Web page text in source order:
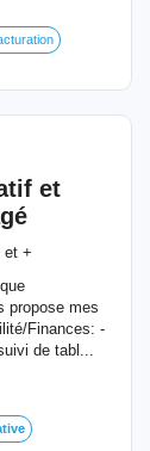
et
et +
propose mes
Finances: -
de tabl...